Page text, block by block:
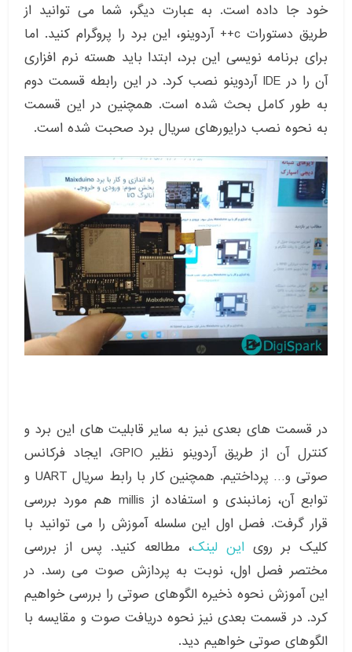
خود جا داده است. به عبارت دیگر، شما می توانید از
طریق دستورات c++ آردوینو، این برد را پروگرام کنید. اما
برای برنامه نویسی این برد، ابتدا باید هسته نرم افزاری
آن را در IDE آردوینو نصب کرد. در این رابطه قسمت دوم
به طور کامل بحث شده است. همچنین در این قسمت
به نحوه نصب درایورهای سریال برد صحبت شده است.
در قسمت های بعدی نیز به سایر قابلیت های این برد و
کنترل آن از طریق آردوینو نظیر GPIO، ایجاد فرکانس
صوتی و… پرداختیم. همچنین کار با رابط سریال UART و
توابع آن، زمانبندی و استفاده از millis هم مورد بررسی
قرار گرفت. فصل اول این سلسله آموزش را می توانید با
کلیک بر رویاین لینک، مطالعه کنید. پس از بررسی
مختصر فصل اول، نوبت به پردازش صوت می رسد. در
این آموزش نحوه ذخیره الگوهای صوتی را بررسی خواهیم
کرد. در قسمت بعدی نیز نحوه دریافت صوت و مقایسه با
الگوهای صوتی خواهیم دید.